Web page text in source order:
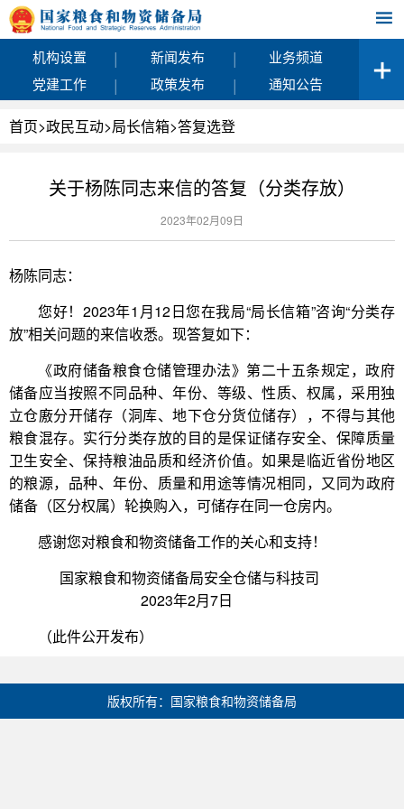
机构设置 | 新闻发布 |
业务频道
党建工作
| 政策发布 | 通知公告
首页>政民互动>局长信箱>答复选登
关于杨陈同志来信的答复（分类存放）
2023年02月09日
杨陈同志：
您好！2023年1月12日您在我局“局长信箱”咨询“分类存
放”相关问题的来信收悉。现答复如下：
《政府储备粮食仓储管理办法》第二十五条规定，政府
储备应当按照不同品种、年份、等级、性质、权属，采用独
立仓廒分开储存（洞库、地下仓分货位储存），不得与其他
粮食混存。实行分类存放的目的是保证储存安全、保障质量
卫生安全、保持粮油品质和经济价值。如果是临近省份地区
的粮源，品种、年份、质量和用途等情况相同，又同为政府
储备（区分权属）轮换购入，可储存在同一仓房内。
感谢您对粮食和物资储备工作的关心和支持！
国家粮食和物资储备局安全仓储与科技司
2023年2月7日
（此件公开发布）
版权所有：国家粮食和物资储备局